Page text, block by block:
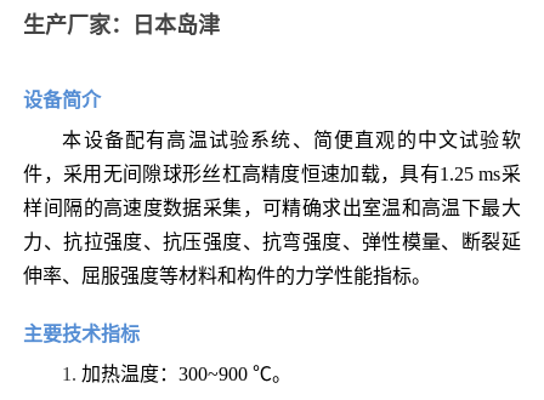
生产厂家： 日本岛津
设备简介
本设备配有高温试验系统、简便直观的中文试验软
件，采用无间隙球形丝杠高精度恒速加载，具有1.25 ms采
样间隔的高速度数据采集，可精确求出室温和高温下最大
力、抗拉强度、抗压强度、抗弯强度、弹性模量、断裂延
伸率、屈服强度等材料和构件的力学性能指标。
主要技术指标
1.加热温度：300~900℃。